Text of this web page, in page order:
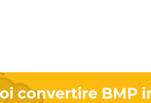
convertire BMP